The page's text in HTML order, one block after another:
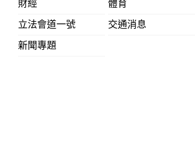
財經
體育
立法會道一號
交通消息
新聞專題